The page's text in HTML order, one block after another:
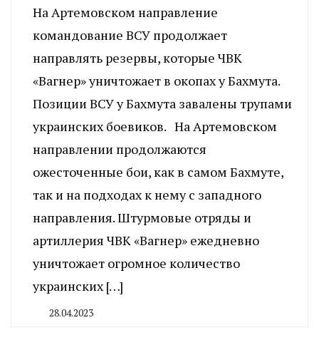
На Артемовском направление
командование ВСУ продолжает
направлять резервы, которые ЧВК
«Вагнер» уничтожает в окопах у Бахмута.
Позиции ВСУ у Бахмута завалены трупами
украинских боевиков. На Артемовском
направлении продолжаются
ожесточенные бои, как в самом Бахмуте,
так и на подходах к нему с западного
направления. Штурмовые отряды и
артиллерия ЧВК «Вагнер» ежедневно
уничтожает огромное количество
украинских […]
28.04.2023